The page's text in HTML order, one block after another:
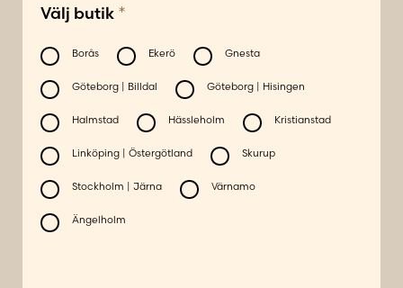
Välj butik *
Borås Ekerö Gnesta
Göteborg | Billdal Göteborg | Hisingen
Halmstad Hässleholm Kristianstad
Linköping | Östergötland Skurup
Stockholm | Järna Värnamo
Ängelholm